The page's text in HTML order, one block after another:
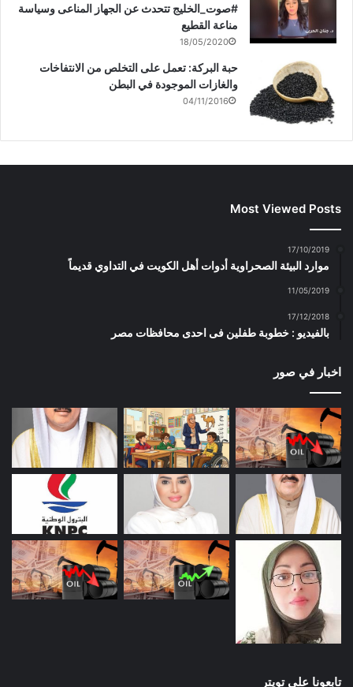
#صوت_الخليج تتحدث عن الجهاز المناعى وسياسة
مناعة القطيع
18/05/2020
حبة البركة: تعمل على التخلص من الانتفاخات
والغازات الموجودة في البطن
04/11/2016
Most Viewed Posts
17/10/2019
موارد البيئة الصحراوية أدوات أهل الكويت في التداوي قديماً
11/05/2019
17/12/2018
بالفيديو : خطوبة طفلين فى احدى محافظات مصر
اخبار في صور
تابعونا على تويتر